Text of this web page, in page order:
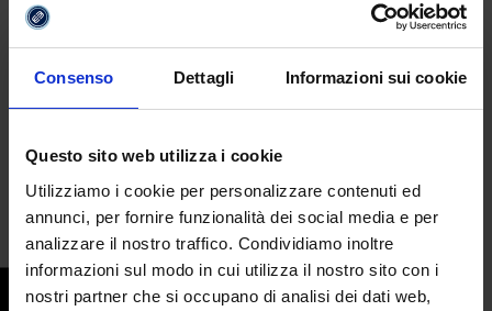
Consenso Dettagli Informazioni sui cookie
Questo sito web utilizza i cookie
Utilizziamo i cookie per personalizzare contenuti ed
annunci, per fornire funzionalità dei social media e per
analizzare il nostro traffico. Condividiamo inoltre
informazioni sul modo in cui utilizza il nostro sito con i
nostri partner che si occupano di analisi dei dati web,
da
eCampus
Il master di II livello in Legislazione e
progettazione ed esecuzione, CCT
dell’Università eCampus risponde alle
esigenze nate in seguito all’entrata in
vigore del nuovo codice degli appalti
pubblici (d. lgs. 36/2023). Il nuovo...